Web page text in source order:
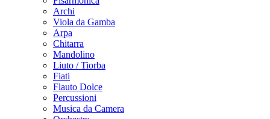
Archi
Viola da Gamba
Arpa
Chitarra
Mandolino
Liuto / Tiorba
Fiati
Flauto Dolce
Percussioni
Musica da Camera